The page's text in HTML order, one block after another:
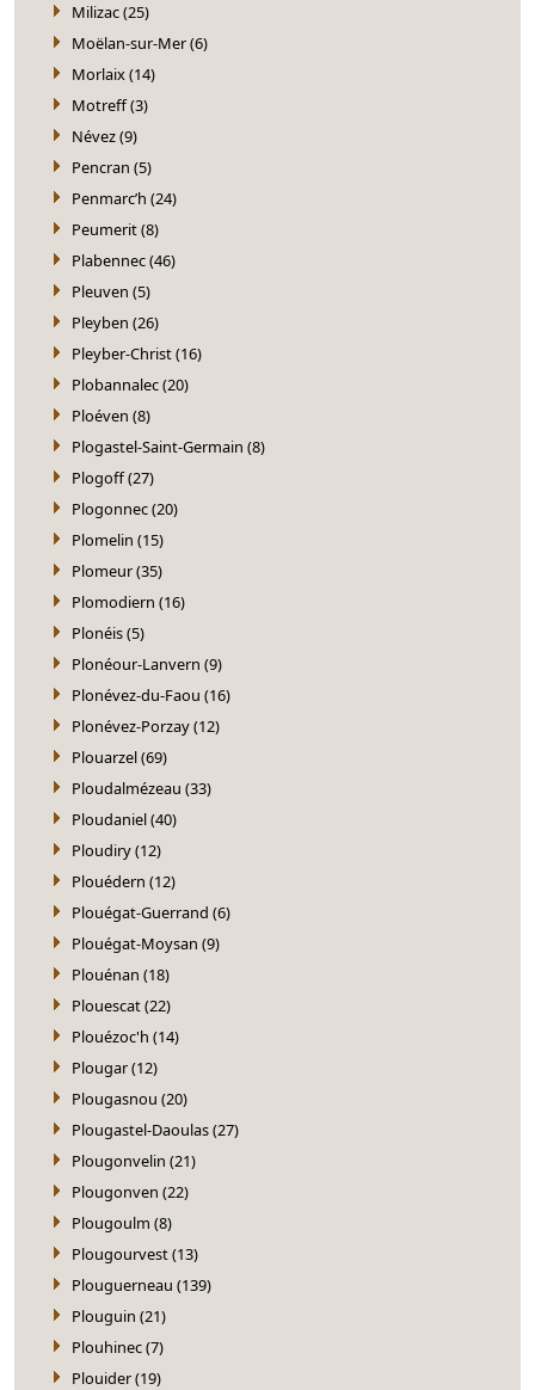
Milizac (25)
Moëlan-sur-Mer (6)
Morlaix (14)
Motreff (3)
Névez (9)
Pencran (5)
Penmarc’h (24)
Peumerit (8)
Plabennec (46)
Pleuven (5)
Pleyben (26)
Pleyber-Christ (16)
Plobannalec (20)
Ploéven (8)
Plogastel-Saint-Germain (8)
Plogoff (27)
Plogonnec (20)
Plomelin (15)
Plomeur (35)
Plomodiern (16)
Plonéis (5)
Plonéour-Lanvern (9)
Plonévez-du-Faou (16)
Plonévez-Porzay (12)
Plouarzel (69)
Ploudalmézeau (33)
Ploudaniel (40)
Ploudiry (12)
Plouédern (12)
Plouégat-Guerrand (6)
Plouégat-Moysan (9)
Plouénan (18)
Plouescat (22)
Plouézoc'h (14)
Plougar (12)
Plougasnou (20)
Plougastel-Daoulas (27)
Plougonvelin (21)
Plougonven (22)
Plougoulm (8)
Plougourvest (13)
Plouguerneau (139)
Plouguin (21)
Plouhinec (7)
Plouider (19)